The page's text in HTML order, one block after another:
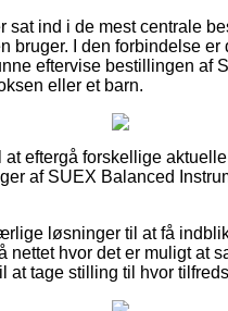
sat ind i de mest centrale
bruger. I den forbindelse
eftervise bestillingen af
eller et barn.
eftergå forskellige
af SUEX Balanced
løsninger til at få
nettet hvor det er muligt at
tage stilling til hvor